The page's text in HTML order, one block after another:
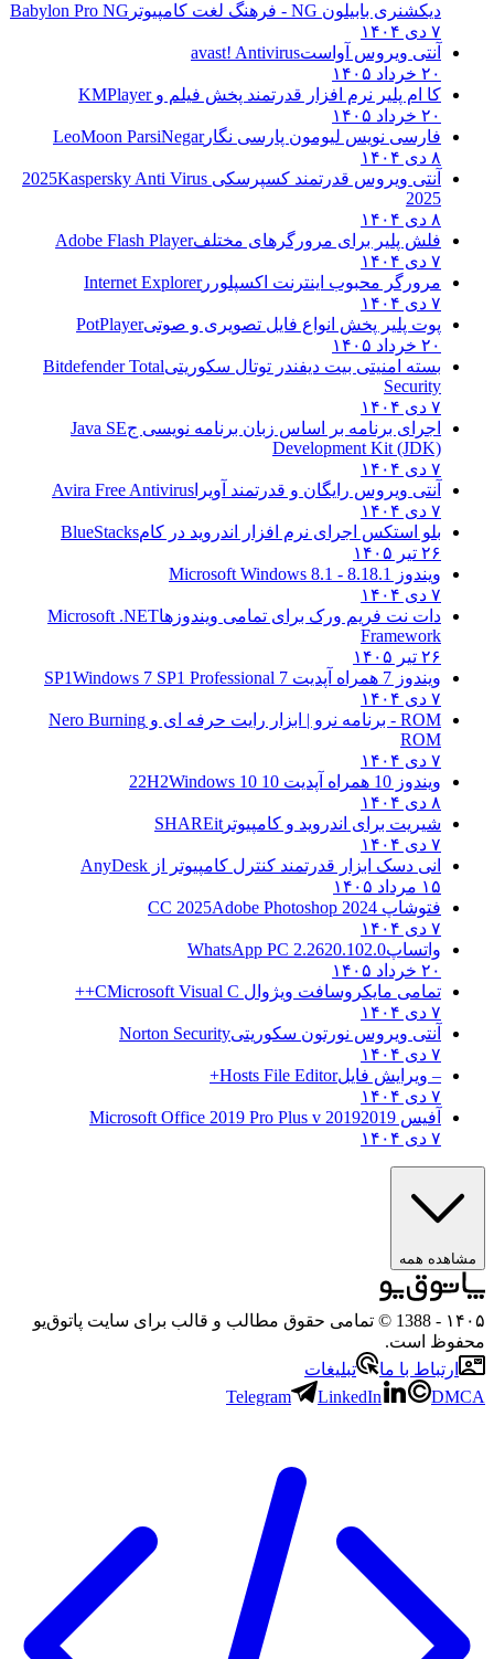
دیکشنری بابیلون NG - فرهنگ لغت کامپیوتر
Babylon Pro NG
۷ دی ۱۴۰۴
آنتی ویروس آواستavast! Antivirus
۲۰ خرداد ۱۴۰۵
کا ام پلیر نرم افزار قدرتمند پخش فیلم وKMPlayer
۲۰ خرداد ۱۴۰۵
فارسی نویس لیومون پارسی نگارLeoMoon ParsiNegar
۸ دی ۱۴۰۴
آنتی ویروس قدرتمند کسپرسکی 2025 Kaspersky Anti Virus
2025
۸ دی ۱۴۰۴
فلش پلیر برای مرورگرهای مختلفAdobe Flash Player
۷ دی ۱۴۰۴
مرورگر محبوب اینترنت اکسپلوررInternet Explorer
۷ دی ۱۴۰۴
پوت پلیر پخش انواع فایل تصویری و صوتیPotPlayer
۲۰ خرداد ۱۴۰۵
بسته امنیتی بیت دیفندر توتال سکوریتیBitdefender Total
Security
۷ دی ۱۴۰۴
اجرای برنامه بر اساس زبان برنامه نویسی جJava SE
Development Kit (JDK)
۷ دی ۱۴۰۴
آنتی ویروس رایگان و قدرتمند آویرا Avira Free Antivirus
۷ دی ۱۴۰۴
بلو استکس اجرای نرم افزار اندروید در کامBlueStacks
۲۶ تیر ۱۴۰۵
ویندوز 8.1
8.1 - Microsoft Windows 8.1
۷ دی ۱۴۰۴
دات نت فریم ورک برای تمامی ویندوزهاMicrosoft .NET
Framework
۲۶ تیر ۱۴۰۵
ویندوز 7 همراه آپدیت 7 SP1
Windows 7 SP1 Professional
۷ دی ۱۴۰۴
ROM - برنامه نرو | ابزار رایت حرفه ای و
Nero Burning
ROM
۷ دی ۱۴۰۴
ویندوز 10 همراه آپدیت 10 22H2
Windows 10
۸ دی ۱۴۰۴
شیریت برای اندروید و کامپیوتر SHAREit
۷ دی ۱۴۰۴
انی دسک ابزار قدرتمند کنترل کامپیوتر از AnyDesk
۱۵ مرداد ۱۴۰۵
فتوشاپ CC 2025 Adobe Photoshop 2024
۷ دی ۱۴۰۴
واتساپWhatsApp PC 2.2620.102.0
۲۰ خرداد ۱۴۰۵
تمامی مایکروسافت ویژوال C Microsoft Visual C++
۷ دی ۱۴۰۴
آنتی ویروس نورتون سکوریتیNorton Security
۷ دی ۱۴۰۴
– ویرایش فایلHosts File Editor+
۷ دی ۱۴۰۴
آفیس 2019 2019 Microsoft Office 2019 Pro Plus v
۷ دی ۱۴۰۴
مشاهده همه
۱۴۰۵
- 1388 © تمامی حقوق مطالب و قالب برای سایت پاتوق‌یو
محفوظ است.
ارتباط با ما
تبلیغات
Telegram
LinkedIn DMCA